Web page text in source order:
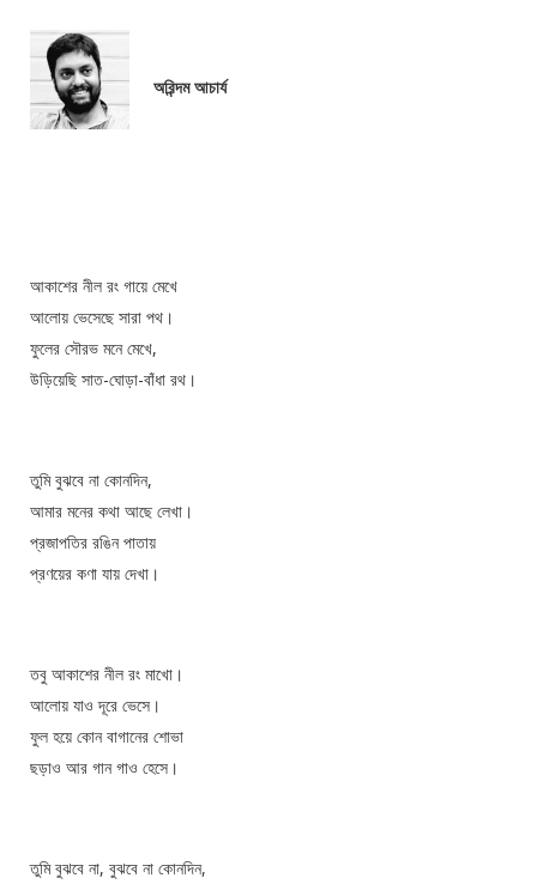
অরিন্দম আচার্য
আকাশের নীল রং গায়ে মেখে
আলোয় ভেসেছে সারা পথ।
ফুলের সৌরভ মনে মেখে,
উড়িয়েছি সাত-ঘোড়া-বাঁধা রথ।
তুমি বুঝবে না কোনদিন,
আমার মনের কথা আছে লেখা।
প্রজাপতির রঙিন পাতায়
প্রণয়ের কণা যায় দেখা।
তবু আকাশের নীল রং মাখো।
আলোয় যাও দূরে ভেসে।
ফুল হয়ে কোন বাগানের শোভা
ছড়াও আর গান গাও হেসে।
তুমি বুঝবে না, বুঝবে না কোনদিন,